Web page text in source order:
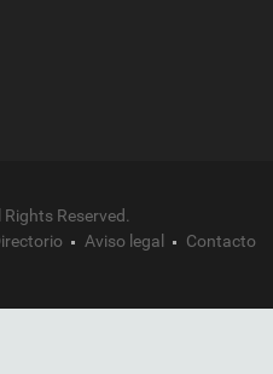
Reserved.
Aviso legal Contacto